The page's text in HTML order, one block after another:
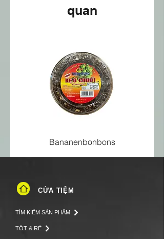
quan
Bananenbonbons
CỬA TIỆM
TÌM KIẾM SẢN PHẨM
TỐT & RẺ